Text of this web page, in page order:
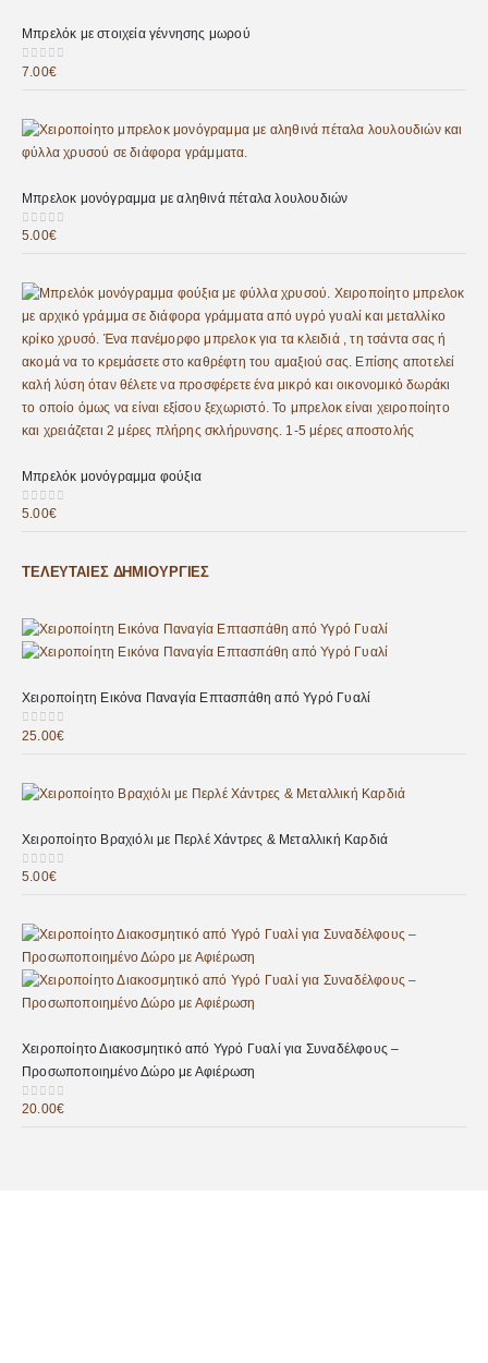
Μπρελόκ με στοιχεία γέννησης μωρού
0 out of 5
7.00€
Μπρελοκ μονόγραμμα με αληθινά πέταλα λουλουδιών
0 out of 5
5.00€
Μπρελόκ μονόγραμμα φούξια
0 out of 5
5.00€
ΤΕΛΕΥΤΑΊΕΣ ΔΗΜΙΟΥΡΓΊΕΣ
Χειροποίητη Εικόνα Παναγία Επτασπάθη από Υγρό Γυαλί
0out of 5
25.00€
Χειροποίητο Βραχιόλι με Περλέ Χάντρες & Μεταλλική Καρδιά
0 out of 5
5.00€
Χειροποίητο Διακοσμητικό από Υγρό Γυαλί για Συναδέλφους –
Προσωποποιημένο Δώρο με Αφιέρωση
0out of 5
20.00€